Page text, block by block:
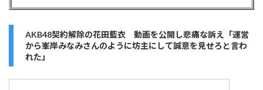
AKB48契約解除の花田藍衣 動画を公開し悲痛な訴え「運営
から峯岸みなみさんのように坊主にして誠意を見せろと言わ
れた」